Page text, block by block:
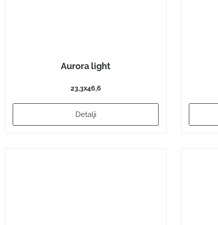
Aurora light
23,3x46,6
Detalji